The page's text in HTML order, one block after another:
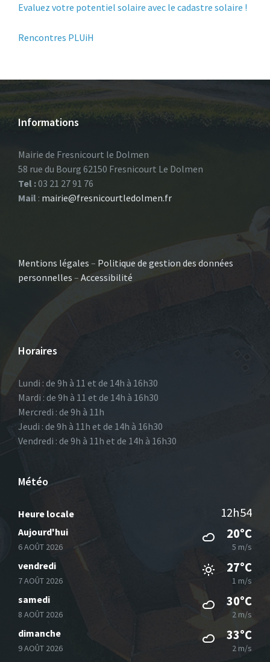
Evaluez votre potentiel solaire avec le cadastre solaire !
Rencontres PLUiH
Informations
Mairie de Fresnicourt le Dolmen
58 rue du Bourg 62150 Fresnicourt Le Dolmen
Tel :03 21 27 91 76
Mail : mairie@fresnicourtledolmen.fr
Mentions légales – Politique de gestion des données
personnelles – Accessibilité
Horaires
Lundi : de 9h à 11 et de 14h à 16h30
Mardi : de 9h à 11 et de 14h à 16h30
Mercredi : de 9h à 11h
Jeudi : de 9h à 11h et de 14h à 16h30
Vendredi : de 9h à 11h et de 14h à 16h30
Météo
Heure locale 12h54
Aujourd'hui
6 AOÛT 2026
20°C
5 m/s
vendredi
7 AOÛT 2026
27°C
1 m/s
samedi
8 AOÛT 2026
30°C
2 m/s
dimanche
9 AOÛT 2026
33°C
2 m/s